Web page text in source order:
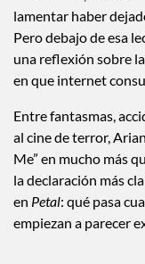
lamentar haber
Pero debajo de esa
una reflexión sobre
en que internet
Entre fantasmas,
al cine de terror,
Me” en mucho más
la declaración más
en Petal: qué pasa
empiezan a parecer